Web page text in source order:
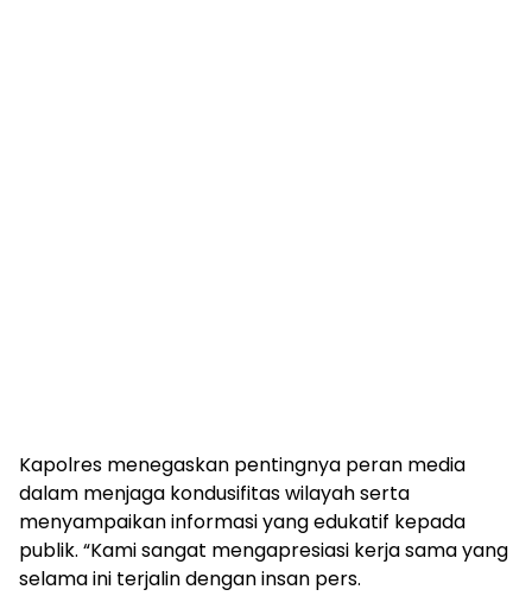
Kapolres menegaskan pentingnya peran media
dalam menjaga kondusifitas wilayah serta
menyampaikan informasi yang edukatif kepada
publik. “Kami sangat mengapresiasi kerja sama yang
selama ini terjalin dengan insan pers.